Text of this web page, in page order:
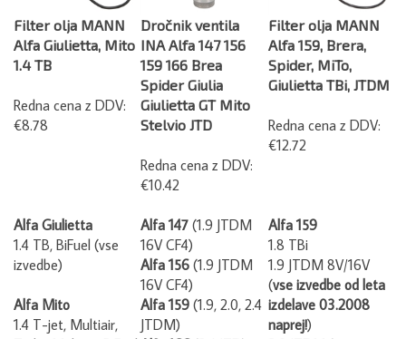
Filter olja MANN
Alfa Giulietta, Mito
1.4 TB
Redna cena z DDV:
€8.78
Dročnik ventila
INA Alfa 147 156
159 166 Brea
Spider Giulia
Giulietta GT Mito
Stelvio JTD
Redna cena z DDV:
€10.42
Filter olja MANN
Alfa 159, Brera,
Spider, MiTo,
Giulietta TBi, JTDM
Redna cena z DDV:
€12.72
Alfa Giulietta
1.4 TB, BiFuel (vse
izvedbe)
Alfa Mito
1.4 T-jet, Multiair,
Alfa 147 (1.9 JTDM
16V CF4)
Alfa 156(1.9 JTDM
16V CF4)
Alfa 159(1.9, 2.0, 2.4
JTDM)
Alfa 159
1.8 TBi
1.9 JTDM 8V/16V
( vse izvedbe
od leta
izdelave 03.2008
naprej!)